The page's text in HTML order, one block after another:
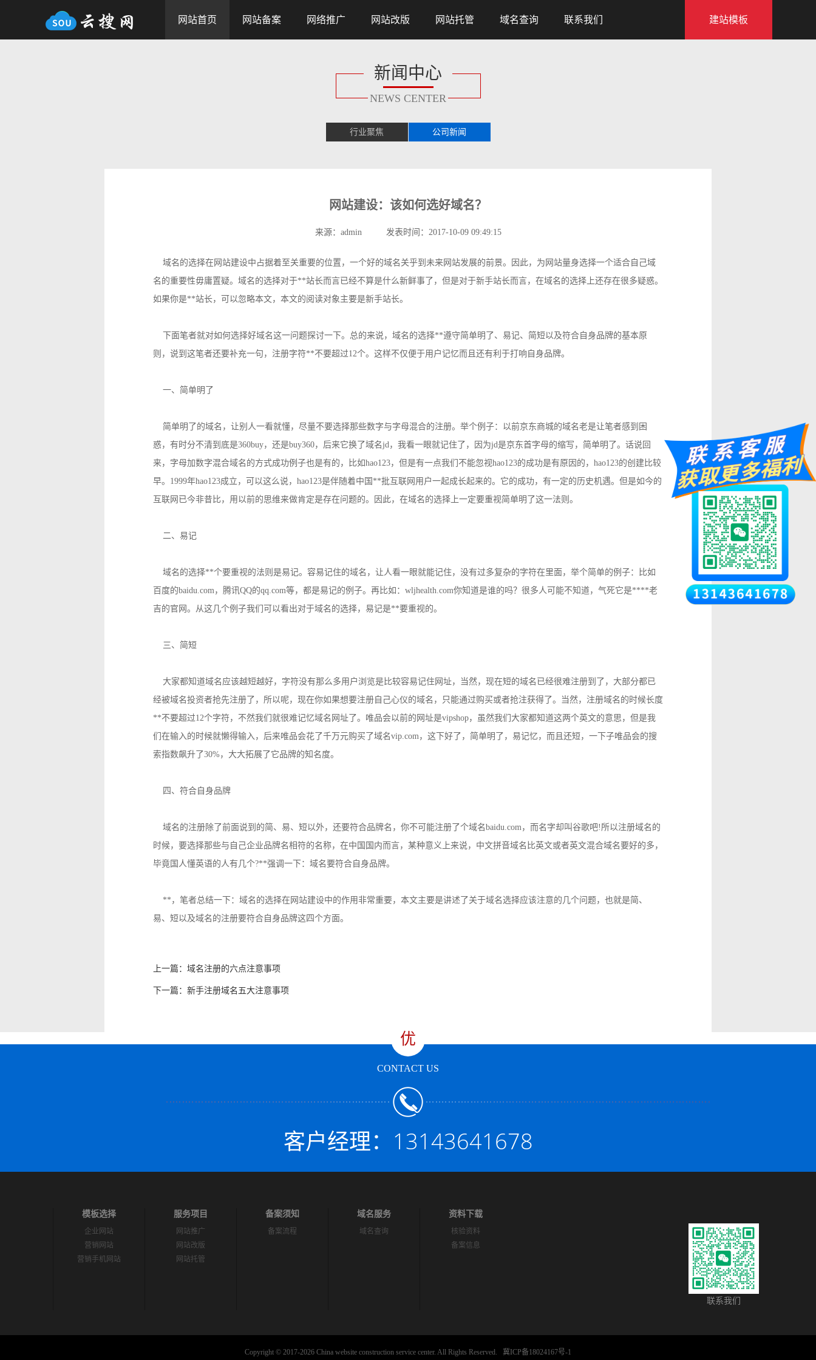
网站首页 网站备案 网络推广 网站改版 网站托管 域名查询 联系我们 建站模板
新闻中心
NEWS CENTER
行业聚焦 公司新闻
网站建设：该如何选好域名？
来源：admin 发表时间：2017-10-09 09:49:15
域名的选择在网站建设中占据着至关重要的位置，一个好的域名关乎到未来网站发展的前景。因此，为网站量身选择一个适合自己域
名的重要性毋庸置疑。域名的选择对于**站长而言已经不算是什么新鲜事了，但是对于新手站长而言，在域名的选择上还存在很多疑惑。
如果你是**站长，可以忽略本文，本文的阅读对象主要是新手站长。
下面笔者就对如何选择好域名这一问题探讨一下。总的来说，域名的选择**遵守简单明了、易记、简短以及符合自身品牌的基本原
则，说到这笔者还要补充一句，注册字符**不要超过12个。这样不仅便于用户记忆而且还有利于打响自身品牌。
一、简单明了
简单明了的域名，让别人一看就懂，尽量不要选择那些数字与字母混合的注册。举个例子：以前京东商城的域名老是让笔者感到困
惑，有时分不清到底是360buy，还是buy360，后来它换了域名jd，我看一眼就记住了，因为jd是京东首字母的缩写，简单明了。话说回
来，字母加数字混合域名的方式成功例子也是有的，比如hao123，但是有一点我们不能忽视hao123的成功是有原因的，hao123的创建比较
早。1999年hao123成立，可以这么说，hao123是伴随着中国**批互联网用户一起成长起来的。它的成功，有一定的历史机遇。但是如今的
互联网已今非昔比，用以前的思维来做肯定是存在问题的。因此，在域名的选择上一定要重视简单明了这一法则。
二、易记
域名的选择**个要重视的法则是易记。容易记住的域名，让人看一眼就能记住，没有过多复杂的字符在里面，举个简单的例子：比如
百度的baidu.com，腾讯QQ的qq.com等，都是易记的例子。再比如：wljhealth.com你知道是谁的吗？很多人可能不知道，气死它是****老
吉的官网。从这几个例子我们可以看出对于域名的选择，易记是**要重视的。
三、简短
大家都知道域名应该越短越好，字符没有那么多用户浏览是比较容易记住网址，当然，现在短的域名已经很难注册到了，大部分都已
经被域名投资者抢先注册了，所以呢，现在你如果想要注册自己心仪的域名，只能通过购买或者抢注获得了。当然，注册域名的时候长度
**不要超过12个字符，不然我们就很难记忆域名网址了。唯品会以前的网址是vipshop，虽然我们大家都知道这两个英文的意思，但是我
们在输入的时候就懒得输入，后来唯品会花了千万元购买了域名vip.com，这下好了，简单明了，易记忆，而且还短，一下子唯品会的搜
索指数飙升了30%，大大拓展了它品牌的知名度。
四、符合自身品牌
域名的注册除了前面说到的简、易、短以外，还要符合品牌名，你不可能注册了个域名baidu.com，而名字却叫谷歌吧!所以注册域名的
时候，要选择那些与自己企业品牌名相符的名称，在中国国内而言，某种意义上来说，中文拼音域名比英文或者英文混合域名要好的多，
毕竟国人懂英语的人有几个?**强调一下：域名要符合自身品牌。
**，笔者总结一下：域名的选择在网站建设中的作用非常重要，本文主要是讲述了关于域名选择应该注意的几个问题，也就是简、
易、短以及域名的注册要符合自身品牌这四个方面。
上一篇： 域名注册的六点注意事项
下一篇： 新手注册域名五大注意事项
优
CONTACT US
客户经理：13143641678
模板选择
企业网站
营销网站
营销手机网站
服务项目
网站推广
网站改版
网站托管
备案须知
备案流程
域名服务
域名查询
资料下载
核验资料
备案信息
联系我们
Copyright © 2017-2026 China website construction service center. All Rights Reserved. 冀ICP备18024167号-1